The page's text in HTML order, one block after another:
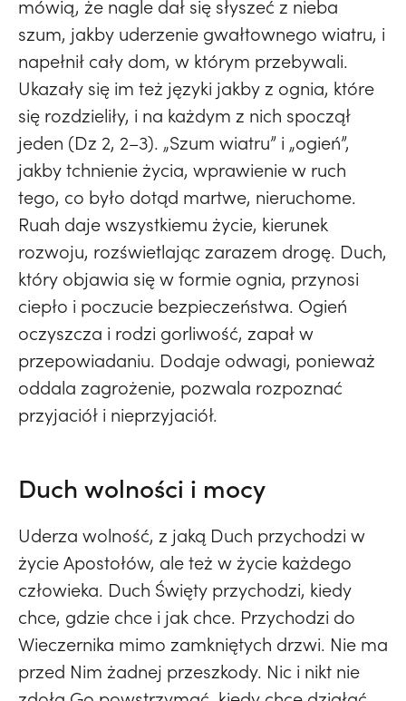
mówią, że nagle dał się słyszeć z nieba
szum, jakby uderzenie gwałtownego wiatru, i
napełnił cały dom, w którym przebywali.
Ukazały się im też języki jakby z ognia, które
się rozdzieliły, i na każdym z nich spoczął
jeden (Dz 2, 2–3). „Szum wiatru” i „ogień”,
jakby tchnienie życia, wprawienie w ruch
tego, co było dotąd martwe, nieruchome.
Ruah daje wszystkiemu życie, kierunek
rozwoju, rozświetlając zarazem drogę. Duch,
który objawia się w formie ognia, przynosi
ciepło i poczucie bezpieczeństwa. Ogień
oczyszcza i rodzi gorliwość, zapał w
przepowiadaniu. Dodaje odwagi, ponieważ
oddala zagrożenie, pozwala rozpoznać
przyjaciół i nieprzyjaciół.
Duch wolności i mocy
Uderza wolność, z jaką Duch przychodzi w
życie Apostołów, ale też w życie każdego
człowieka. Duch Święty przychodzi, kiedy
chce, gdzie chce i jak chce. Przychodzi do
Wieczernika mimo zamkniętych drzwi. Nie ma
przed Nim żadnej przeszkody. Nic i nikt nie